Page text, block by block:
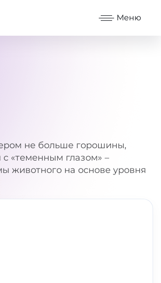
Меню
не больше горошины,
«теменным глазом» –
животного на основе уровня